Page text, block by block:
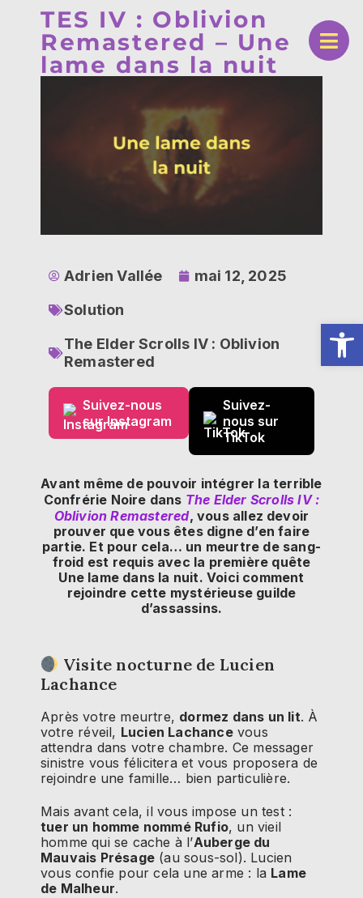
TES IV : Oblivion
Remastered – Une
lame dans la nuit
Adrien Vallée
mai 12, 2025
Solution
The Elder Scrolls IV : Oblivion
Remastered
Suivez-nous
sur Instagram
Suivez-
nous sur
TikTok
Avant même de pouvoir intégrer la terrible
Confrérie Noire dans The Elder Scrolls IV :
Oblivion Remastered, vous allez devoir
prouver que vous êtes digne d’en faire
partie. Et pour cela… un meurtre de sang-
froid est requis avec la première quête
Une lame dans la nuit. Voici comment
rejoindre cette mystérieuse guilde
d’assassins.
Visite nocturne de Lucien
Lachance
Après votre meurtre, dormez dans un lit. À
votre réveil, Lucien Lachancevous
attendra dans votre chambre. Ce messager
sinistre vous félicitera et vous proposera de
rejoindre une famille… bien particulière.
Mais avant cela, il vous impose un test :
tuer un homme nommé Rufio, un vieil
homme qui se cache à l’Auberge du
Mauvais Présage (au sous-sol). Lucien
vous confie pour cela une arme : la Lame
de Malheur.